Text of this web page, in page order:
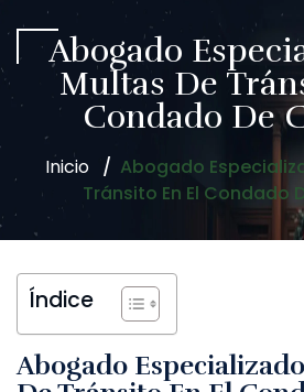
Abogado
Multas De
Condado De
Inicio / Abogado
Tránsito En El Condado
Índice
Abogado